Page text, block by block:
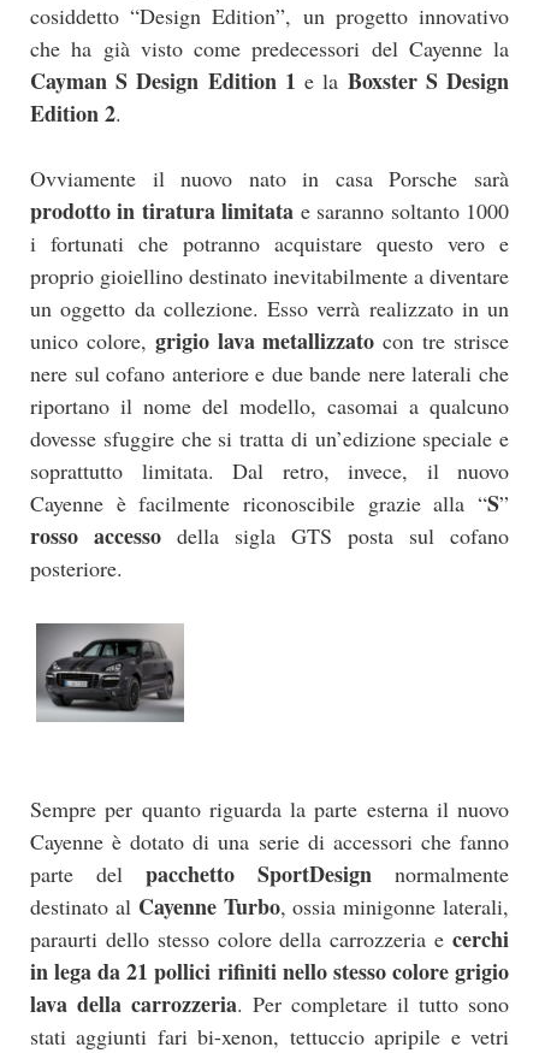
cosiddetto “Design Edition”, un progetto innovativo
che ha già visto come predecessori del Cayenne la
Cayman S Design Edition 1 e la Boxster S Design
Edition 2.
Ovviamente il nuovo nato in casa Porsche sarà
prodotto in tiratura limitata e saranno soltanto 1000
i fortunati che potranno acquistare questo vero e
proprio gioiellino destinato inevitabilmente a diventare
un oggetto da collezione. Esso verrà realizzato in un
unico colore, grigio lava metallizzato con tre strisce
nere sul cofano anteriore e due bande nere laterali che
riportano il nome del modello, casomai a qualcuno
dovesse sfuggire che si tratta di un’edizione speciale e
soprattutto limitata. Dal retro, invece, il nuovo
Cayenne è facilmente riconoscibile grazie alla “S”
rosso accesso della sigla GTS posta sul cofano
posteriore.
Sempre per quanto riguarda la parte esterna il nuovo
Cayenne è dotato di una serie di accessori che fanno
parte del pacchetto SportDesign normalmente
destinato al Cayenne Turbo, ossia minigonne laterali,
paraurti dello stesso colore della carrozzeria e cerchi
in lega da 21 pollici rifiniti nello stesso colore grigio
lava della carrozzeria. Per completare il tutto sono
stati aggiunti fari bi-xenon, tettuccio apripile e vetri